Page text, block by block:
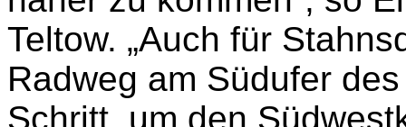
Teltow. „Auch für
Radweg am Südufer
Schritt, um den